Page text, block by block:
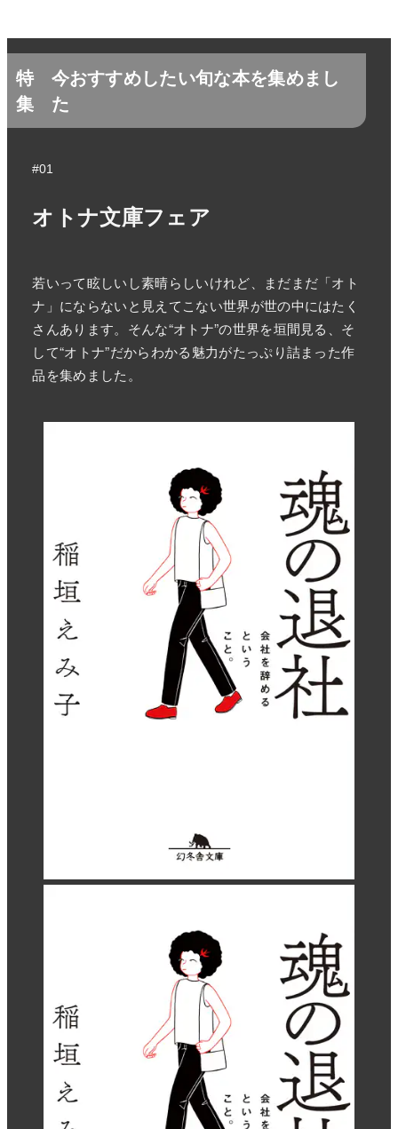
特
集
今おすすめしたい旬な本を集めまし
た
#01
オトナ文庫フェア
若いって眩しいし素晴らしいけれど、まだまだ「オト
ナ」にならないと見えてこない世界が世の中にはたく
さんあります。そんな“オトナ”の世界を垣間見る、そ
して“オトナ”だからわかる魅力がたっぷり詰まった作
品を集めました。